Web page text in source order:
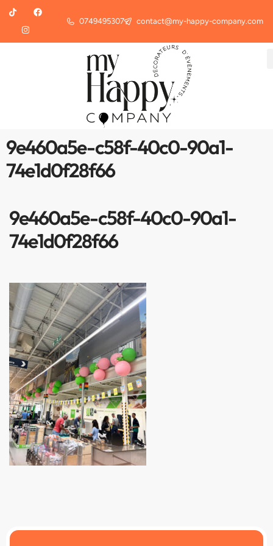
0749495307 contact@my-happy-company.com
9e460a5e-c58f-40c0-90a1-
74e1d0f28f66
9e460a5e-c58f-40c0-90a1-
74e1d0f28f66